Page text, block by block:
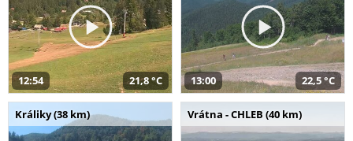
12:54 21,8 °C 13:00 22,5 °C
Králiky (38 km) Vrátna - CHLEB (40 km)